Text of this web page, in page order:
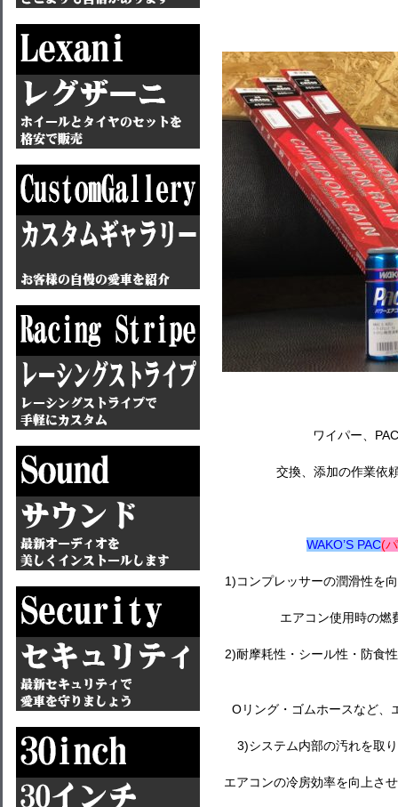
ワイパー、
交換、添加の作業依
WAKO’S PAC(
1)コンプレッサーの潤滑性を
エアコン使用時の燃
2)耐摩耗性・シール性・防食
Oリング・ゴムホースなど、
3)システム内部の汚れを取
エアコンの冷房効率を向上さ